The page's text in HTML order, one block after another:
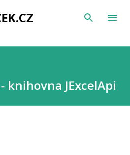
na hlavní obsah
knihovna JExcelApi